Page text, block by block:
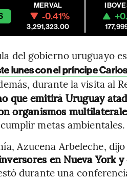
MERVAL
-0.41%
3,291,323.00
del gobierno uruguayo
lunes con el príncipe
durante la visita al
que emitirá Uruguay
organismos
metas ambientales.
Azucena Arbeleche,
en Nueva York
durante una